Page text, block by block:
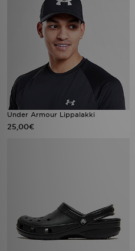
Under Armour Lippalakki
25,00€